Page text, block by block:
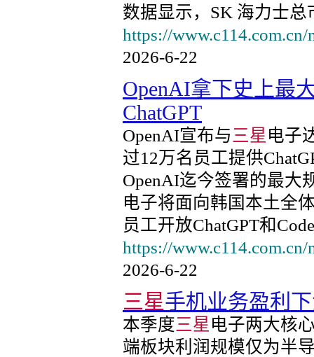
数据显示，SK 海力士总
https://
2026-6-22
OpenAI拿下史上最
ChatGPT
OpenAI宣布与 三星 电子
过12万名员工提供
OpenAI迄今签署的最大
电子将面向韩国本土全
员工开放ChatGPT和
https://
2026-6-22
三星手机业务盈利
本季度三星 电子两大核
端板块利润规模仅为半